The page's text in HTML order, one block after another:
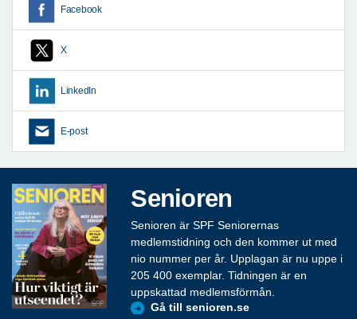
Facebook
X
LinkedIn
E-post
Senioren
Senioren är SPF Seniorernas
medlemstidning och den kommer ut med
nio nummer per år. Upplagan är nu uppe i
205 400 exemplar. Tidningen är en
uppskattad medlemsförmån.
Gå till senioren.se